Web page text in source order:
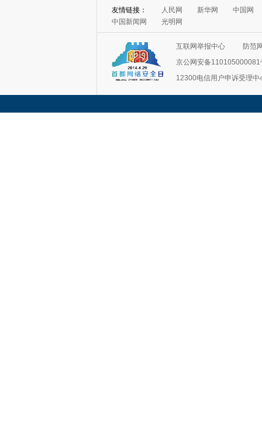
友情链接： 人民网 新华网
中国网
中国新闻网
光明网
互联网举报中心
防范
京公网安备110105000081
12300电信用户申诉受理中